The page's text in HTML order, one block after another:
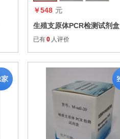
￥548 元
生殖支原体PCR检测试剂盒
已有0 人评价